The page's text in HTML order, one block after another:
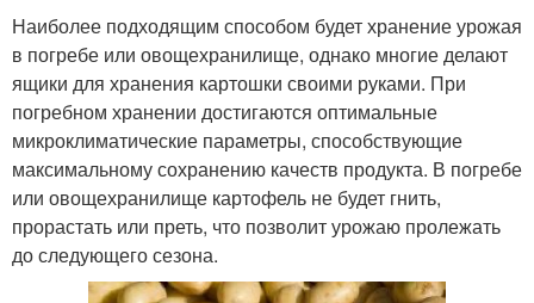
Наиболее подходящим способом будет хранение урожая
в погребе или овощехранилище, однако многие делают
ящики для хранения картошки своими руками. При
погребном хранении достигаются оптимальные
микроклиматические параметры, способствующие
максимальному сохранению качеств продукта. В погребе
или овощехранилище картофель не будет гнить,
прорастать или преть, что позволит урожаю пролежать
до следующего сезона.